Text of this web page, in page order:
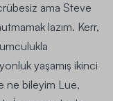
ama Steve
lazım. Kerr,
yaşamış ikinci
ne bileyim Lue,